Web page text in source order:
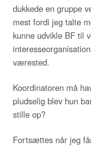
dukkede en gruppe
mest fordi jeg talte
kunne udvikle BF til
værested.
Koordinatoren må
pludselig blev hun
stille op?
Fortsættes når jeg